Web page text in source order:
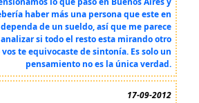
haber más una persona que este en
de un sueldo, así que me parece
si todo el resto esta mirando otro
vos te equivocaste de sintonía. Es solo un
pensamiento no es la única verdad.
17-09-2012